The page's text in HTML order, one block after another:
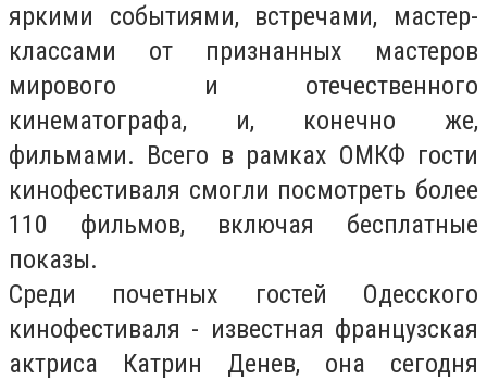
яркими событиями, встречами, мастер-
классами от признанных мастеров
мирового и отечественного
кинематографа, и, конечно же,
фильмами. Всего в рамках ОМКФ гости
кинофестиваля смогли посмотреть более
110 фильмов, включая бесплатные
показы.
Среди почетных гостей Одесского
кинофестиваля - известная французская
актриса Катрин Денев, она сегодня